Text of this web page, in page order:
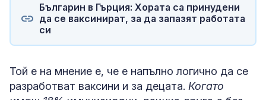
Българин в Гърция: Хората са принудени
да се ваксинират, за да запазят работата
си
Той е на мнение е, че е напълно логично да се
разработват ваксини и за децата. Когато